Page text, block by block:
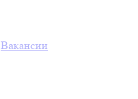
Вакансии